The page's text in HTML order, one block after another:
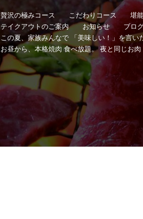
贅沢の極みコース こだわりコース 堪
テイクアウトのご案内
お知らせ ブロ
この夏、家族みんなで 「美味しい！」を言い
お昼から、本格焼肉 食べ放題。 夜と同じお